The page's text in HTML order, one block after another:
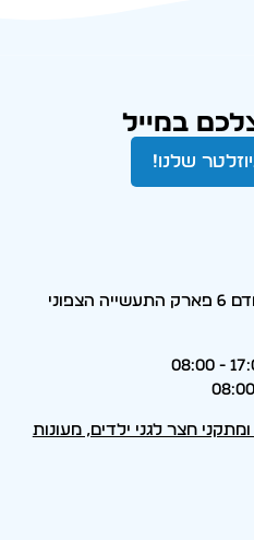
במייל
שלנו!
גנית פארק בע"מ, רח' האודם 6 פארק התעשייה הצפוני
חצר לגני ילדים, מעונות